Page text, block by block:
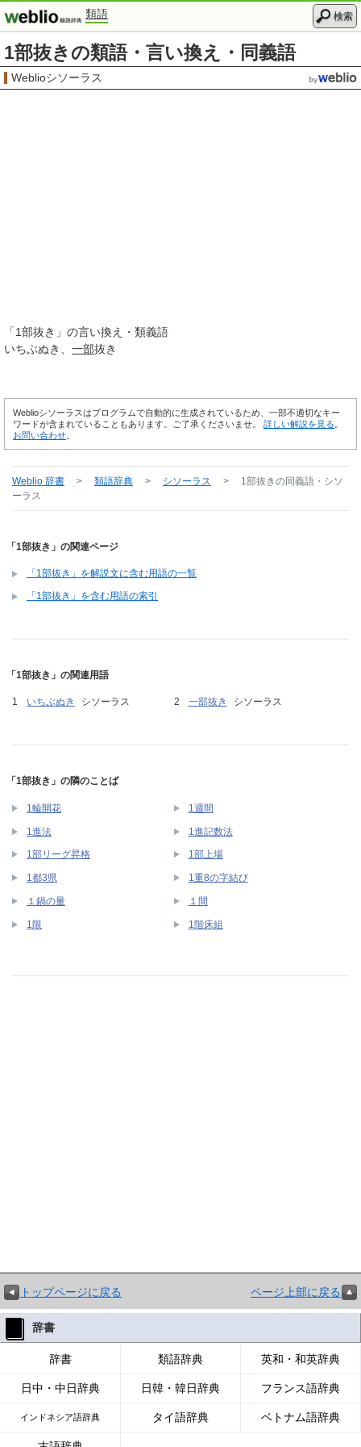
類語 検索
1部抜きの類語・言い換え・同義語
Weblioシソーラス
「1部抜き 」の言い換え・類義語
いちぶぬき
一部抜き
Weblioシソーラスはプログラムで自動的に生成されているため、一部不適切なキー
ワードが含まれていることもあります。ご了承くださいませ。 詳しい解説を見る
お問い合わせ
Weblio 辞書 > 類語辞典 > シソーラス > 1部抜きの同義語・シソ
ーラス
「1部抜き」の関連ページ
「1部抜き」を解説文に含む用語の一覧
「1部抜き」を含む用語の索引
「1部抜き」の関連用語
いちぶぬき シソーラス 一部抜き シソーラス
「1部抜き」の隣のことば
1輪開花 1週間
1進法 1進記数法
1部リーグ昇格 1部上場
1都3県 1重8の字結び
１鍋の量 １間
1限 1階床組
トップページに戻る ページ上部に戻る
辞書
辞書 類語辞典 英和・和英辞典
日中・中日辞典 日韓・韓日辞典 フランス語辞典
インドネシア語辞典 タイ語辞典 ベトナム語辞典